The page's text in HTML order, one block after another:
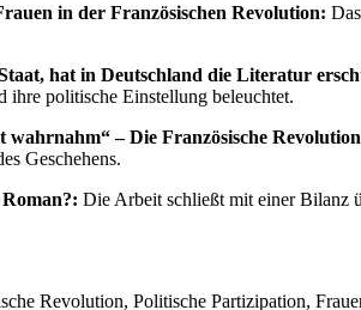
in der Französischen Revolution:
hat in Deutschland die Literatur
ihre politische Einstellung beleuchtet.
– Die Französische
Geschehens.
Die Arbeit schließt mit einer Bilanz
Revolution, Politische Partizipation,